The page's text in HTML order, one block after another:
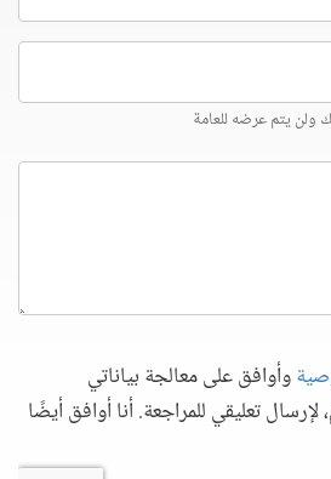
يتم عرضه للعامة
وأوافق على معالجة بياناتي
لإرسال تعليقي للمراجعة. أنا أوافق أيضًا